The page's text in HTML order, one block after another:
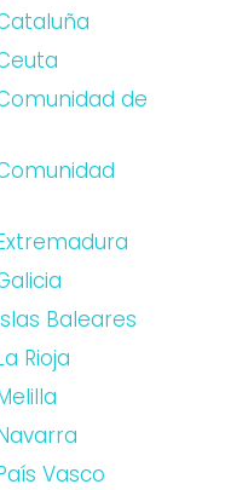
de
Baleares
Rioja
Vasco